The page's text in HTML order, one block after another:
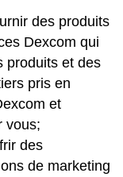
des produits
Dexcom qui
produits et des
pris en
et
vous;
des
de marketing